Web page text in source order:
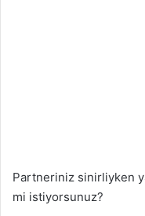
Partneriniz sinirliyken
mi istiyorsunuz?